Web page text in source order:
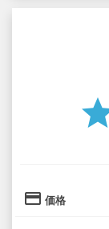
credit_card 価格